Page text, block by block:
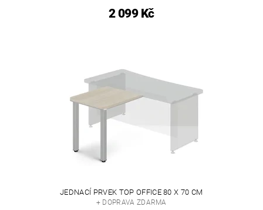
2 099 Kč
JEDNACÍ PRVEK TOP OFFICE 80 X 70 CM
+ DOPRAVA ZDARMA